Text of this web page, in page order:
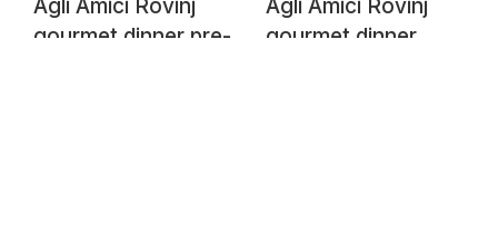
Agli Amici Rovinj
gourmet dinner pre-
Agli Amici Rovinj
gourmet dinner